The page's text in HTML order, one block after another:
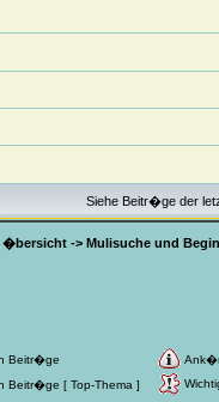
Siehe Beitr�ge der
�bersicht -> Mulisuche und
Beitr�ge
Beitr�ge [ Top-Thema ]